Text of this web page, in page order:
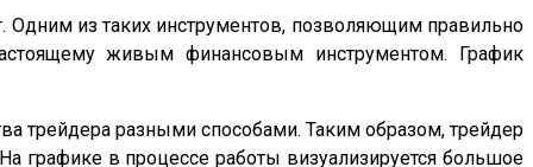
из таких инструментов, позволяющим правильно
живым финансовым инструментом. График
трейдера разными способами. Таким образом, трейдер
графике в процессе работы визуализируется большое